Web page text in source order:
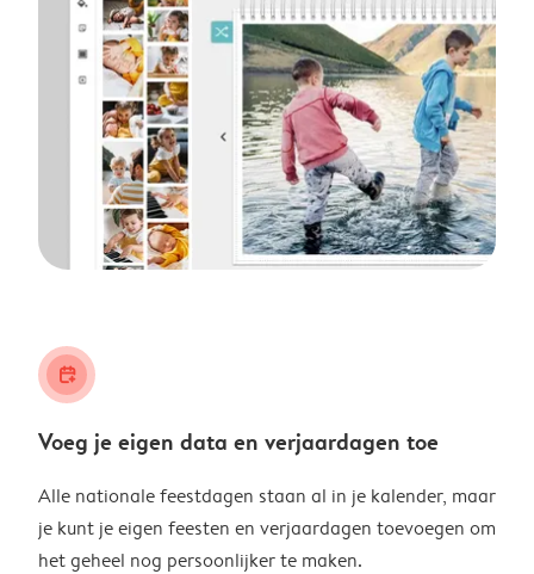
calendar_plus
Voeg je eigen data en verjaardagen toe
Alle nationale feestdagen staan al in je kalender, maar
je kunt je eigen feesten en verjaardagen toevoegen om
het geheel nog persoonlijker te maken.